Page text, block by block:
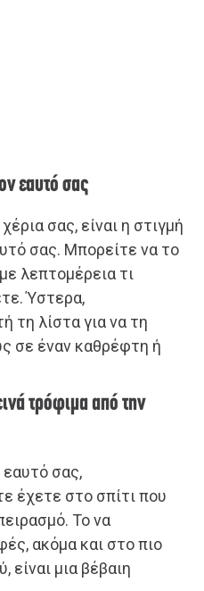
εαυτό σας
σας, είναι η στιγμή
σας. Μπορείτε να το
λεπτομέρεια τι
Ύστερα,
τη λίστα για να τη
σε έναν καθρέφτη ή
τρόφιμα από την
σας,
έχετε στο σπίτι που
Το να
ακόμα και στο πιο
είναι μια βέβαιη